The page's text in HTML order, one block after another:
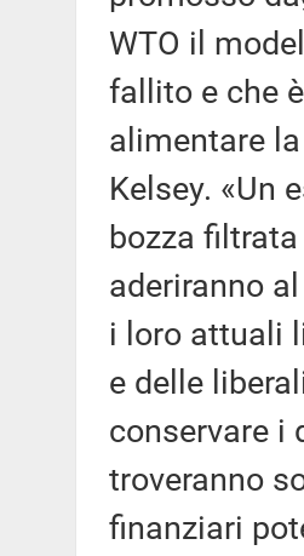
WTO il
fallito e che
alimentare
Kelsey. «Un
bozza
aderiranno
i loro attuali
e delle
conservare i
troveranno
finanziari